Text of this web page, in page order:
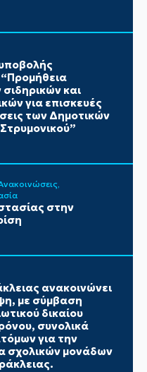
και
για επισκευές
των Δημοτικών
στην
ανακοινώνει
με σύμβαση
δικαίου
συνολικά
για την
σχολικών μονάδων